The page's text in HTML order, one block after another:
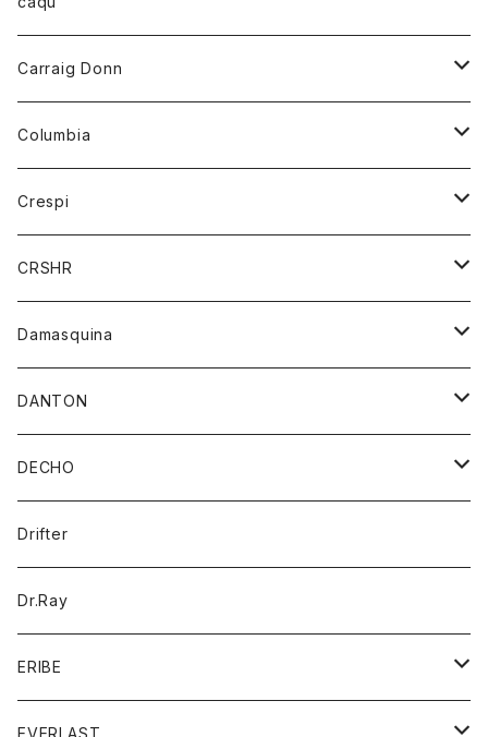
チーフ
バンダナ
トレーナー
パーカー
ショートパンツ
オーバーオール
カーディガン
Tシャツ
パーカー
ハーフスリーブTシャツ
Carraig Donn
ニット
Columbia
アウター
ジャケット
Crespi
ジャケット
ワンピース
ブラウス
CRSHR
キャップ
Damasquina
ウォレット
カードケース
バッグ
DANTON
アウター
コート
ジャケット
アクセサリー
バッグ
キッズ
シャツ
Tシャツ
グッズ
帽子
トップス
DECHO
帽子
Drifter
Dr.Ray
ERIBE
ニット
EVERLAST